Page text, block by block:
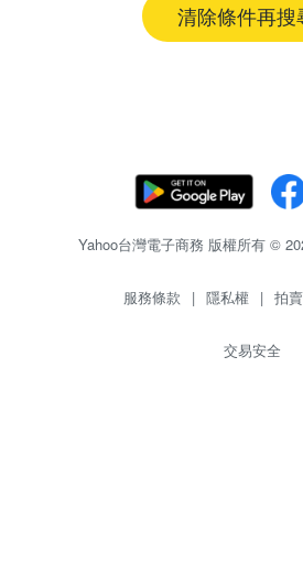
清除條件再搜
Yahoo台灣電子商務 版權所有 ©
服務條款 | 隱私權 | 拍
交易安全